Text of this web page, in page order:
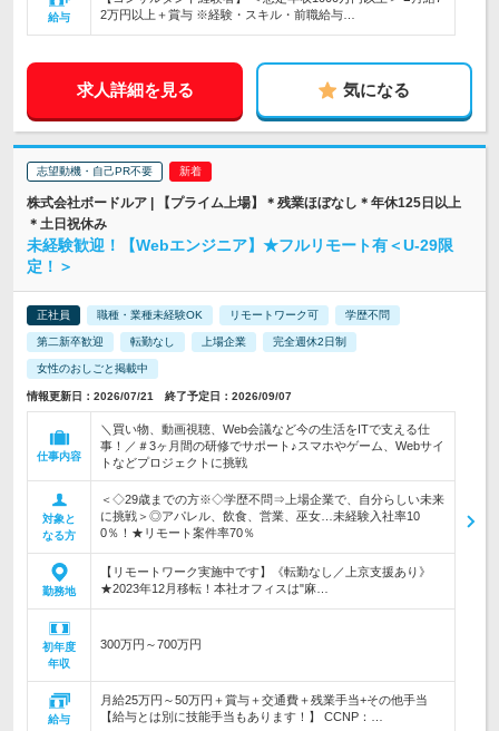
給与
2万円以上＋賞与 ※経験・スキル・前職給与…
求人詳細を見る 気になる
志望動機・自己PR不要
株式会社ボードルア | 【プライム上場】＊残業ほぼなし＊年休125日以上
＊土日祝休み
未経験歓迎！【Webエンジニア】★フルリモート有＜U-29限
定！＞
正社員 職種・業種未経験OK リモートワーク可 学歴不問
第二新卒歓迎 転勤なし 上場企業 完全週休2日制
女性のおしごと掲載中
情報更新日：2026/07/21 終了予定日：2026/09/07
仕事内容
＼買い物、動画視聴、Web会議など今の生活をITで支える仕
事！／＃3ヶ月間の研修でサポート♪スマホやゲーム、Webサイ
トなどプロジェクトに挑戦
対象と
なる方
＜◇29歳までの方※◇学歴不問⇒上場企業で、自分らしい未来
に挑戦＞◎アパレル、飲食、営業、巫女…未経験入社率10
0％！★リモート案件率70％
勤務地
【リモートワーク実施中です】《転勤なし／上京支援あり》
★2023年12月移転！本社オフィスは"麻…
初年度
年収
300万円～700万円
給与
月給25万円～50万円＋賞与＋交通費＋残業手当+その他手当
【給与とは別に技能手当もあります！】 CCNP：…